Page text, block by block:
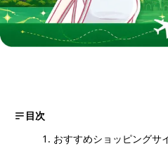
目次
おすすめショッピングサ